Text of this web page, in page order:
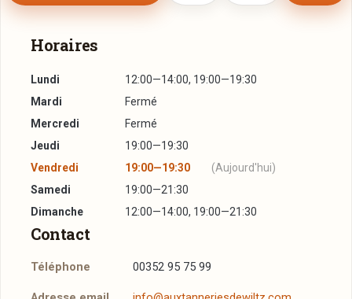
Horaires
Lundi
12:00—14:00, 19:00—19:30
Mardi
Fermé
Mercredi
Fermé
Jeudi
19:00—19:30
Vendredi
19:00—19:30
(Aujourd'hui)
Samedi
19:00—21:30
Dimanche
12:00—14:00, 19:00—21:30
Contact
Téléphone 00352 95 75 99